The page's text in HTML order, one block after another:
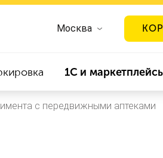
Москва
1С и
с передвижными аптеками